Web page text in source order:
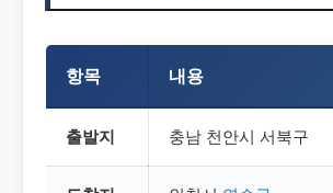
항목 내용
출발지 충남 천안시 서북구